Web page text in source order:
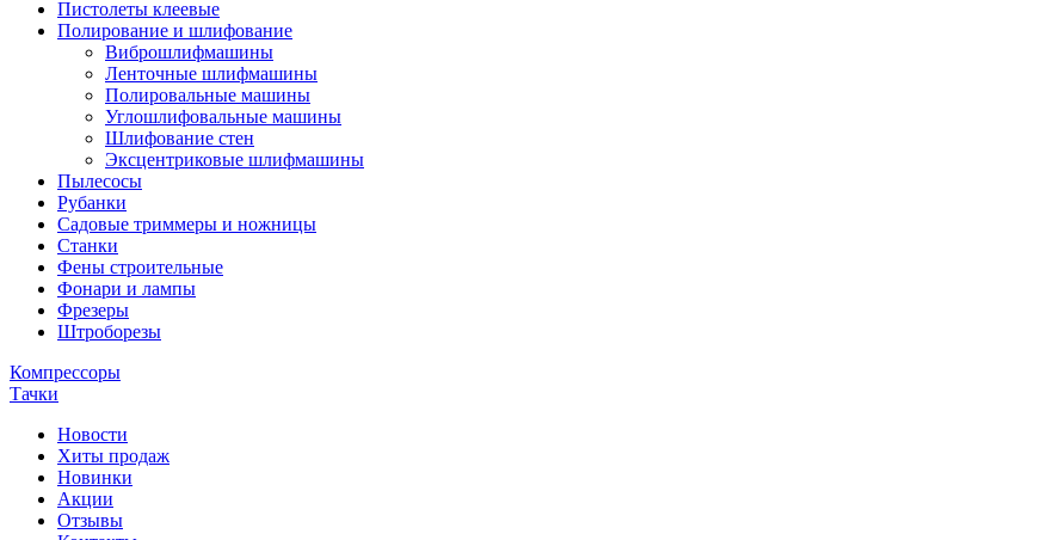
Пистолеты клеевые
Полирование и шлифование
Виброшлифмашины
Ленточные шлифмашины
Полировальные машины
Углошлифовальные машины
Шлифование стен
Эксцентриковые шлифмашины
Пылесосы
Рубанки
Садовые триммеры и ножницы
Станки
Фены строительные
Фонари и лампы
Фрезеры
Штроборезы
Компрессоры
Тачки
Новости
Хиты продаж
Новинки
Акции
Отзывы